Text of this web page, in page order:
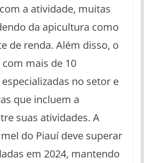
a atividade, muitas
da apicultura como
de renda. Além disso, o
mais de 10
no setor e
que incluem a
suas atividades. A
do Piauí deve superar
em 2024, mantendo